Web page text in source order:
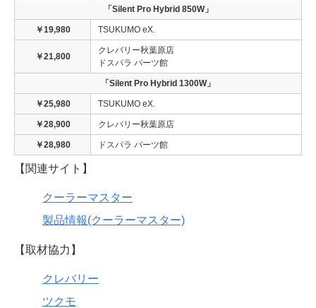
「Silent Pro Hybrid 850W」
￥19,980 TSUKUMO eX.
￥21,800
クレバリー秋葉原店
ドスパラ パーツ館
「Silent Pro Hybrid 1300W」
￥25,980 TSUKUMO eX.
￥28,900 クレバリー秋葉原店
￥28,980 ドスパラ パーツ館
【関連サイト】
クーラーマスター
製品情報(クーラーマスター)
【取材協力】
クレバリー
ツクモ